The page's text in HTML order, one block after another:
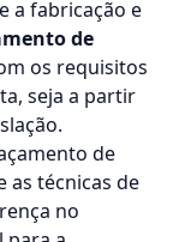
a fabricação e
de
os requisitos
seja a partir
de
as técnicas de
no